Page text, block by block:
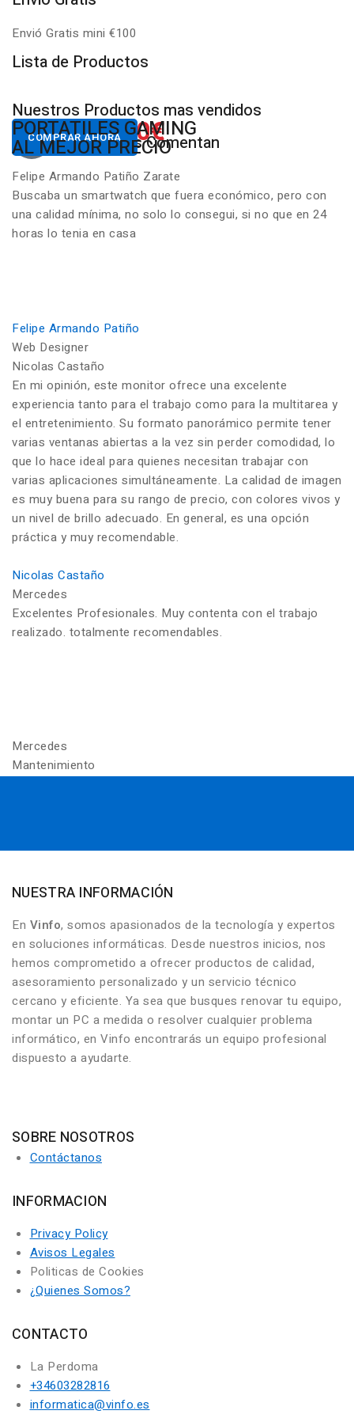
Envió Gratis mini €100
Lista de Productos
Nuestros Productos mas vendidos
Desde650.00€
COMPRAR AHORA
NUESTROS PC
GAMING RGB
Desde822.00€
COMPRAR AHORA
PORTATILES GAMING
AL MEJOR PRECIO
Nuestros Clientes Comentan
Felipe Armando Patiño Zarate
Buscaba un smartwatch que fuera económico, pero con
una calidad mínima, no solo lo consegui, si no que en 24
horas lo tenia en casa
Felipe Armando Patiño
Web Designer
Nicolas Castaño
En mi opinión, este monitor ofrece una excelente
experiencia tanto para el trabajo como para la multitarea y
el entretenimiento. Su formato panorámico permite tener
varias ventanas abiertas a la vez sin perder comodidad, lo
que lo hace ideal para quienes necesitan trabajar con
varias aplicaciones simultáneamente. La calidad de imagen
es muy buena para su rango de precio, con colores vivos y
un nivel de brillo adecuado. En general, es una opción
práctica y muy recomendable.
Nicolas Castaño
Mercedes
Excelentes Profesionales. Muy contenta con el trabajo
realizado. totalmente recomendables.
Mercedes
Mantenimiento
NUESTRA INFORMACIÓN
En Vinfo, somos apasionados de la tecnología y expertos
en soluciones informáticas. Desde nuestros inicios, nos
hemos comprometido a ofrecer productos de calidad,
asesoramiento personalizado y un servicio técnico
cercano y eficiente. Ya sea que busques renovar tu equipo,
montar un PC a medida o resolver cualquier problema
informático, en Vinfo encontrarás un equipo profesional
dispuesto a ayudarte.
SOBRE NOSOTROS
Contáctanos
INFORMACION
Privacy Policy
Avisos Legales
Politicas de Cookies
¿Quienes Somos?
CONTACTO
La Perdoma
+34603282816
informatica@vinfo.es